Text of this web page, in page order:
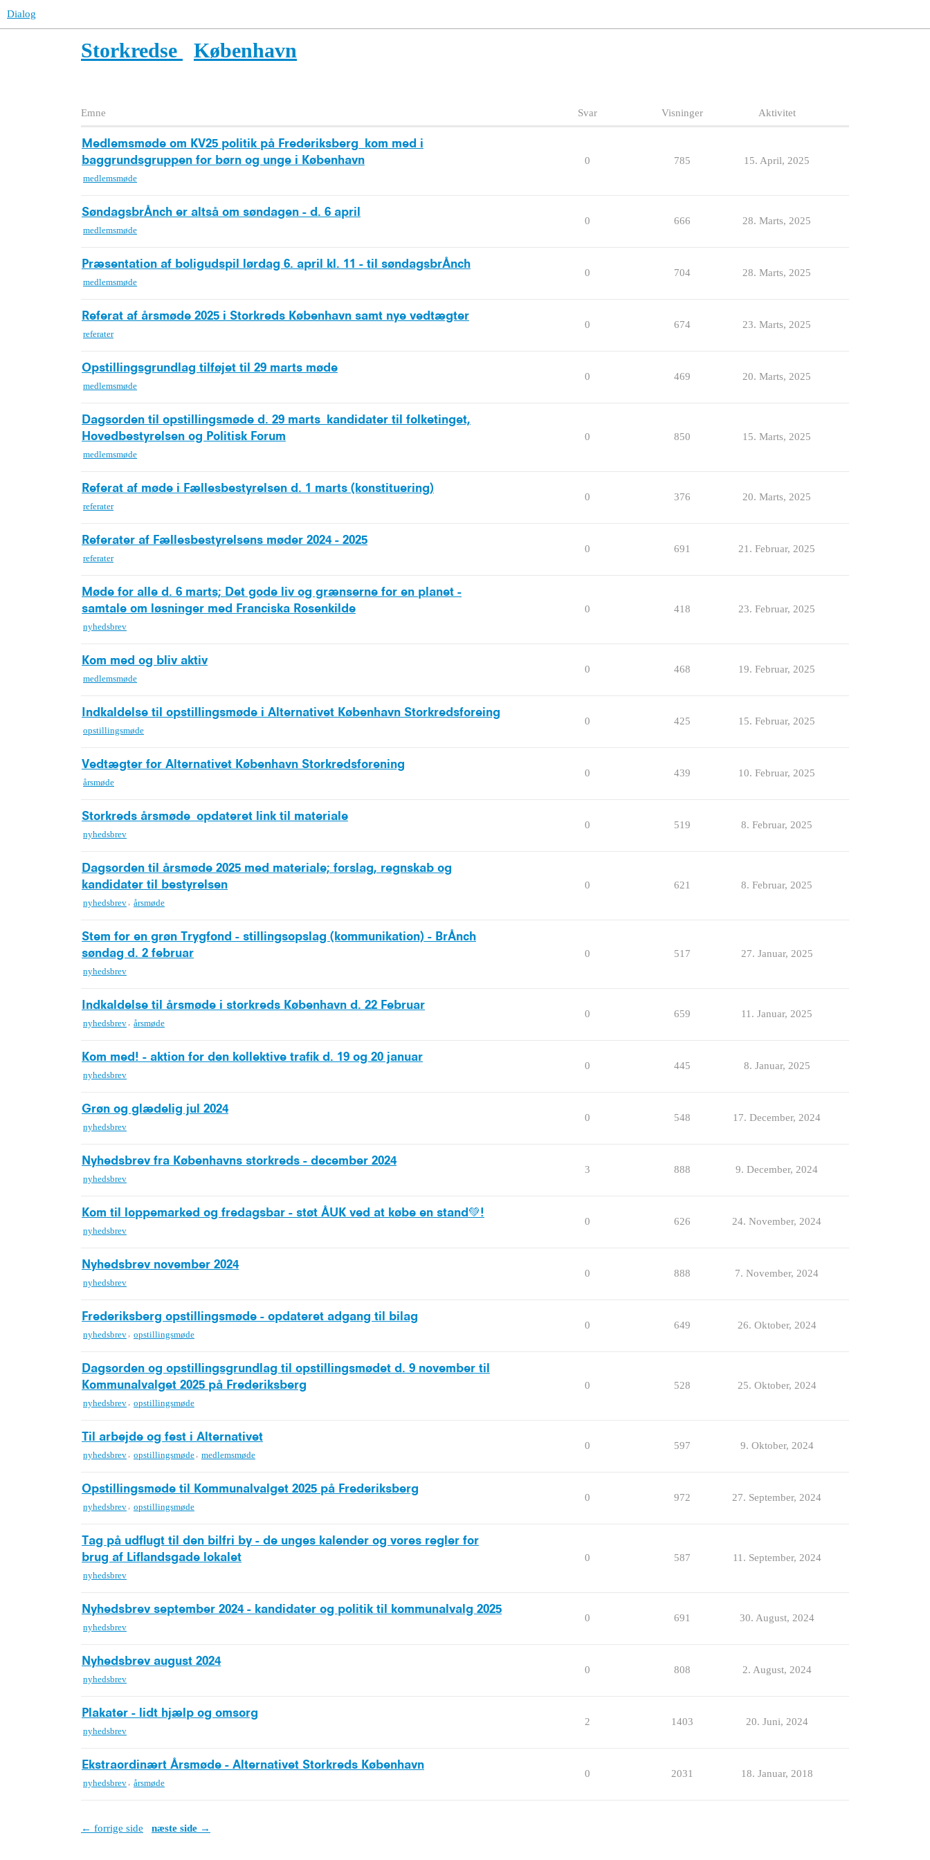
Dialog
Storkredse København
Emne Svar Visninger Aktivitet
Medlemsmøde om KV25 politik på Frederiksberg_kom med i
baggrundsgruppen for børn og unge i København
medlemsmøde
0 785 15. April, 2025
SøndagsbrÅnch er altså om søndagen - d. 6 april
medlemsmøde
0 666 28. Marts, 2025
Præsentation af boligudspil lørdag 6. april kl. 11 - til søndagsbrÅnch
medlemsmøde
0 704 28. Marts, 2025
Referat af årsmøde 2025 i Storkreds København samt nye vedtægter
referater
0 674 23. Marts, 2025
Opstillingsgrundlag tilføjet til 29 marts møde
medlemsmøde
0 469 20. Marts, 2025
Dagsorden til opstillingsmøde d. 29 marts_kandidater til folketinget,
Hovedbestyrelsen og Politisk Forum
medlemsmøde
0 850 15. Marts, 2025
Referat af møde i Fællesbestyrelsen d. 1 marts (konstituering)
referater
0 376 20. Marts, 2025
Referater af Fællesbestyrelsens møder 2024 - 2025
referater
0 691 21. Februar, 2025
Møde for alle d. 6 marts; Det gode liv og grænserne for en planet -
samtale om løsninger med Franciska Rosenkilde
nyhedsbrev
0 418 23. Februar, 2025
Kom med og bliv aktiv
medlemsmøde
0 468 19. Februar, 2025
Indkaldelse til opstillingsmøde i Alternativet København Storkredsforeing
opstillingsmøde
0 425 15. Februar, 2025
Vedtægter for Alternativet København Storkredsforening
årsmøde
0 439 10. Februar, 2025
Storkreds årsmøde_opdateret link til materiale
nyhedsbrev
0 519 8. Februar, 2025
Dagsorden til årsmøde 2025 med materiale; forslag, regnskab og
kandidater til bestyrelsen
nyhedsbrev , årsmøde
0 621 8. Februar, 2025
Stem for en grøn Trygfond - stillingsopslag (kommunikation) - BrÅnch
søndag d. 2 februar
nyhedsbrev
0 517 27. Januar, 2025
Indkaldelse til årsmøde i storkreds København d. 22 Februar
nyhedsbrev , årsmøde
0 659 11. Januar, 2025
Kom med! - aktion for den kollektive trafik d. 19 og 20 januar
nyhedsbrev
0 445 8. Januar, 2025
Grøn og glædelig jul 2024
nyhedsbrev
0 548 17. December, 2024
Nyhedsbrev fra Københavns storkreds - december 2024
nyhedsbrev
3 888 9. December, 2024
Kom til loppemarked og fredagsbar - støt ÅUK ved at købe en stand💚!
nyhedsbrev
0 626 24. November, 2024
Nyhedsbrev november 2024
nyhedsbrev
0 888 7. November, 2024
Frederiksberg opstillingsmøde - opdateret adgang til bilag
nyhedsbrev , opstillingsmøde
0 649 26. Oktober, 2024
Dagsorden og opstillingsgrundlag til opstillingsmødet d. 9 november til
Kommunalvalget 2025 på Frederiksberg
nyhedsbrev , opstillingsmøde
0 528 25. Oktober, 2024
Til arbejde og fest i Alternativet
nyhedsbrev , opstillingsmøde , medlemsmøde
0 597 9. Oktober, 2024
Opstillingsmøde til Kommunalvalget 2025 på Frederiksberg
nyhedsbrev , opstillingsmøde
0 972 27. September, 2024
Tag på udflugt til den bilfri by - de unges kalender og vores regler for
brug af Liflandsgade lokalet
nyhedsbrev
0 587 11. September, 2024
Nyhedsbrev september 2024 - kandidater og politik til kommunalvalg 2025
nyhedsbrev
0 691 30. August, 2024
Nyhedsbrev august 2024
nyhedsbrev
0 808 2. August, 2024
Plakater - lidt hjælp og omsorg
nyhedsbrev
2 1403 20. Juni, 2024
Ekstraordinært Årsmøde - Alternativet Storkreds København
nyhedsbrev , årsmøde
0 2031 18. Januar, 2018
← forrige side næste side →